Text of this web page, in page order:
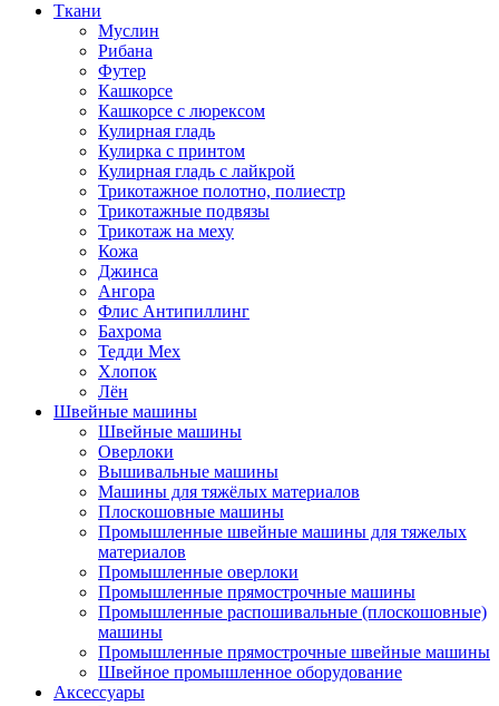
Ткани
Муслин
Рибана
Футер
Кашкорсе
Кашкорсе с люрексом
Кулирная гладь
Кулирка с принтом
Кулирная гладь с лайкрой
Трикотажное полотно, полиестр
Трикотажные подвязы
Трикотаж на меху
Кожа
Джинса
Ангора
Флис Антипиллинг
Бахрома
Тедди Мех
Хлопок
Лён
Швейные машины
Швейные машины
Оверлоки
Вышивальные машины
Машины для тяжёлых материалов
Плоскошовные машины
Промышленные швейные машины для тяжелых
материалов
Промышленные оверлоки
Промышленные прямострочные машины
Промышленные распошивальные (плоскошовные)
машины
Промышленные прямострочные швейные машины
Швейное промышленное оборудование
Аксессуары